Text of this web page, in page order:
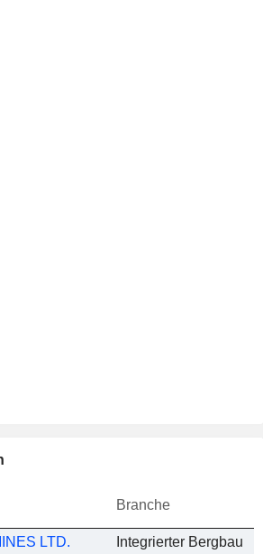
Branche
LTD. Integrierter Bergbau